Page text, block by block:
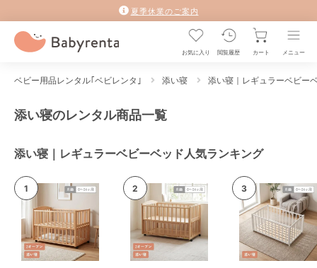
夏季休業のご案内
お気に入り 閲覧履歴 カート メニュー
ベビー用品レンタル｢ベビレンタ｣ 添い寝 添い寝｜レギュラーベビー
添い寝のレンタル商品一覧
添い寝｜レギュラーベビーベッド人気ランキング